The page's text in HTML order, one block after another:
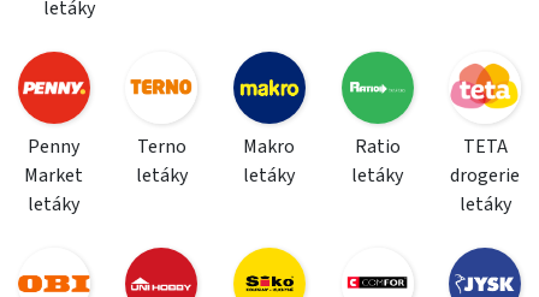
letáky
Penny
Market
letáky
Terno
letáky
Makro
letáky
Ratio
letáky
TETA
drogerie
letáky